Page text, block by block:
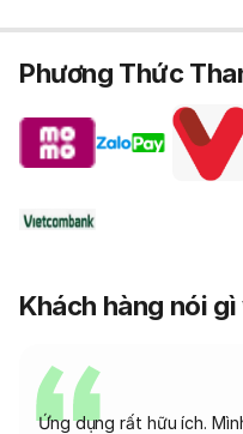
Phương Thức
Khách hàng nói
Ứng dụng rất hữu ích.